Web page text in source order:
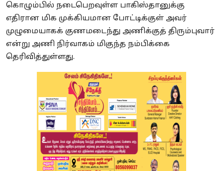
கொழும்பில் நடைபெறவுள்ள பாகிஸ்தானுக்கு
எதிரான மிக முக்கியமான போட்டிக்குள் அவர்
முழுமையாகக் குணமடைந்து அணிக்குத் திரும்புவார்
என்று அணி நிர்வாகம் மிகுந்த நம்பிக்கை
தெரிவித்துள்ளது.